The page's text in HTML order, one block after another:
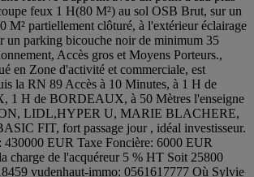
feux 1 H(80 M²) au sol OSB Brut, sur un
M² partiellement clôturé, à l'extérieur éclairage
un parking bicouche noir de minimum 35
Accès gros et Moyens Porteurs.,
en Zone d'activité et commerciale, est
la RN 89 Accès à 10 Minutes, à 1 H de
1 H de BORDEAUX, à 50 Mètres l'enseigne
LIDL,HYPER U, MARIE BLACHERE,
FIT, fort passage jour , idéal investisseur.
430000 EUR Taxe Foncière: 6000 EUR
charge de l'acquéreur 5 % HT Soit 25800
vudenhaut-immo: 0561617777 Où Sylvie